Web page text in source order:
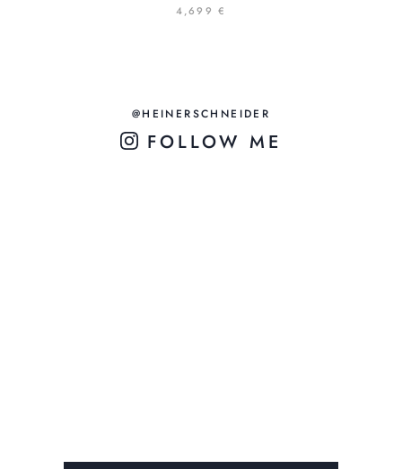
4,699 €
@HEINERSCHNEIDER
FOLLOW ME